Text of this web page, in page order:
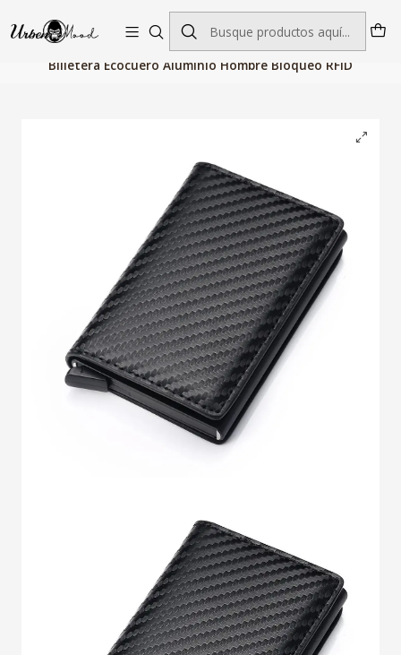
Envío GRATIS desde $60.000 | Entregas rápidas 1–5 días hábiles
Billeteras, Bolsos y Maletas Bolsos Hombre
Billetera Ecocuero Aluminio Hombre Bloqueo RFID